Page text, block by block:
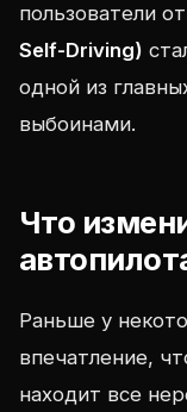
пользователи
Self-Driving)
одной из
выбоинами.
Что
Раньше у
впечатление,
находит все